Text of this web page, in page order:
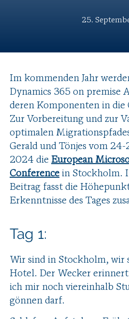
25.
Im kommenden Jahr
Dynamics 365 on premise
deren Komponenten in die
Zur Vorbereitung und zur
optimalen
Gerald und Tönjes vom 24-
2024 die European
Conference in Stockholm.
Beitrag fasst die
Erkenntnisse des Tages
Tag 1:
Wir sind in Stockholm, wir
Hotel. Der Wecker erinnert
ich mir noch viereinhalb
gönnen darf.